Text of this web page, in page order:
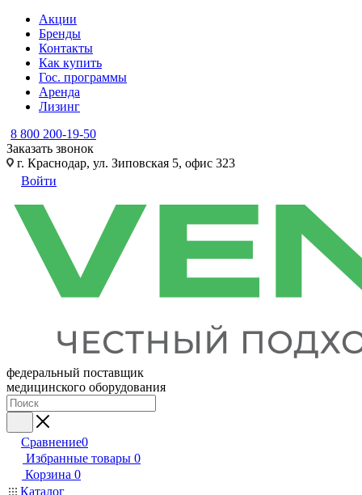
Акции
Бренды
Контакты
Как купить
Гос. программы
Аренда
Лизинг
8 800 200-19-50
Заказать звонок
г. Краснодар, ул. Зиповская 5, офис 323
Войти
федеральный поставщик
медицинского оборудования
Сравнение0
Избранные товары 0
Корзина 0
Каталог